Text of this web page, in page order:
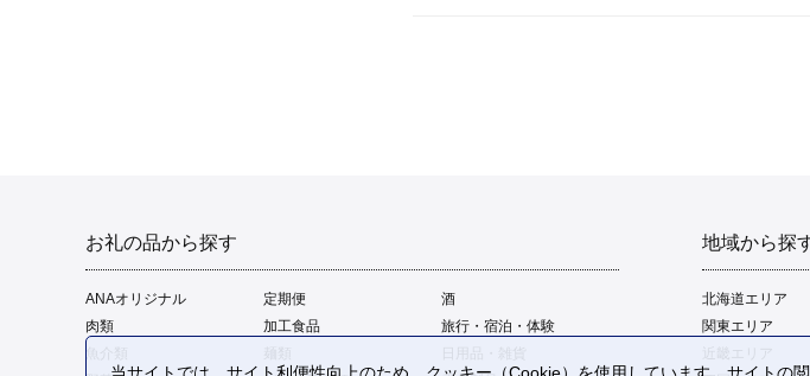
お礼の品から探す
ANAオリジナル 定期便
酒
肉類
加工食品
旅行・宿泊・体験
地域から探
北海道エリア
関東エリア
当サイトでは、サイト利便性向上のため、クッキー（Cookie）を使用しています。サイトの